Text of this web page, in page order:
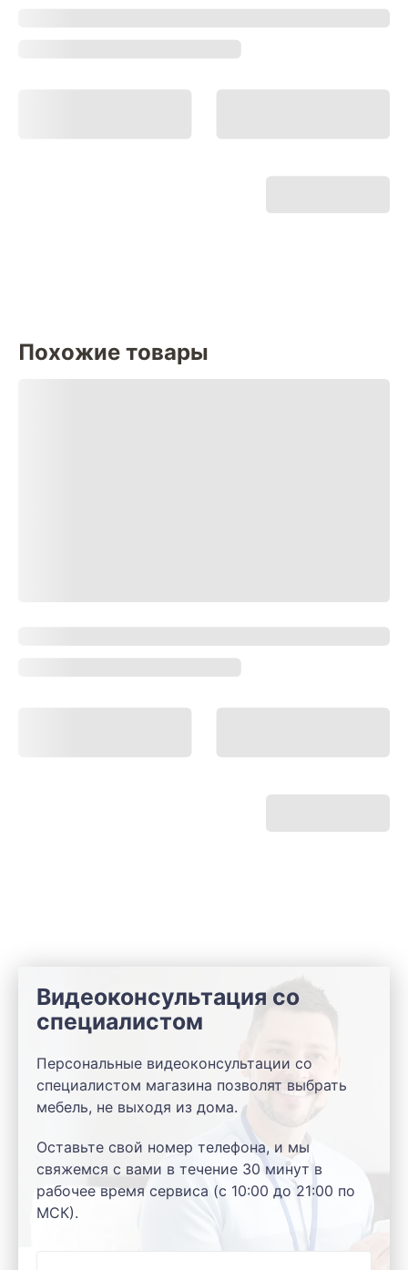
Похожие товары
Видеоконсультация со
специалистом
Персональные видеоконсультации со
специалистом магазина позволят выбрать
мебель, не выходя из дома.
Оставьте свой номер телефона, и мы
свяжемся с вами в течение 30 минут в
рабочее время сервиса (с 10:00 до 21:00 по
МСК).